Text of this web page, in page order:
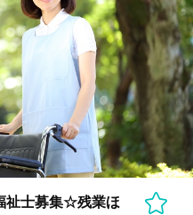
祉士募集☆残業ほ